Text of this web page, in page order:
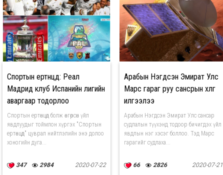
Спортын ертөнцөд: Реал
Мадрид клуб Испанийн лигийн
аваргаар тодорлоо
Спортын ертөнцөд болж өнгөрсөн үйл
явдлуудыг тоймлон хүргэх "Спортын
ертөнцөд" цуврал нийтлэлийн энэ долоо
хоногийн дуга...
347 2984 2020-07-22
Арабын Нэгдсэн Эмират Улс
Марс гараг руу сансрын хөлгөө
илгээлээ
Арабын Нэгдсэн Эмират Улс сансар
судлалын түүхэнд тодоор бичигдэх үйл
явдлын нэг хэсэг боллоо. Тэд Марс
гарагийг судлаха...
66 2826 2020-07-21